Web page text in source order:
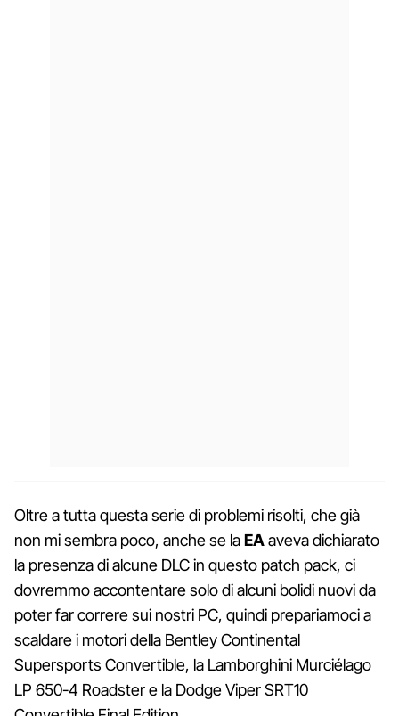
Oltre a tutta questa serie di problemi risolti, che già
non mi sembra poco, anche se laEAaveva dichiarato
la presenza di alcune DLC in questo patch pack, ci
dovremmo accontentare solo di alcuni bolidi nuovi da
poter far correre sui nostri PC, quindi prepariamoci a
scaldare i motori della Bentley Continental
Supersports Convertible, la Lamborghini Murciélago
LP 650-4 Roadster e la Dodge Viper SRT10